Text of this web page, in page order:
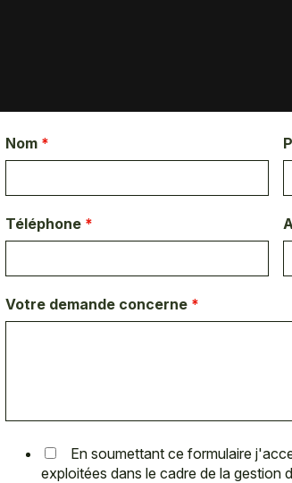
Nom *
Téléphone *
Votre demande concerne *
En soumettant ce formulaire
exploitées dans le cadre de la gestion